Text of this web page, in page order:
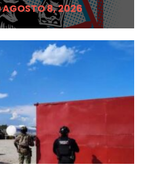
AGOSTO 8, 2026